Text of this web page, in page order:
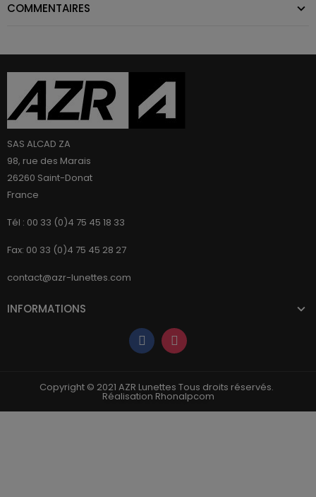
COMMENTAIRES
SAS ALCAD ZA
98, rue des Marais
26260 Saint-Donat
France
Tél : 00 33 (0)4 75 45 18 33
Fax: 00 33 (0)4 75 45 28 27
contact@azr-lunettes.com
INFORMATIONS
Copyright © 2021 AZR Lunettes Tous droits réservés.
Réalisation Rhonalpcom